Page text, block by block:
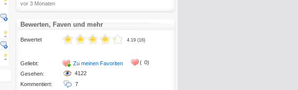
vor 3 Monaten
Bewerten, Faven und mehr
Bewertet
Geliebt:
Gesehen:
Kommentiert:
4.19 (16)
Zu meinen Favoriten
4122
7
( 0)